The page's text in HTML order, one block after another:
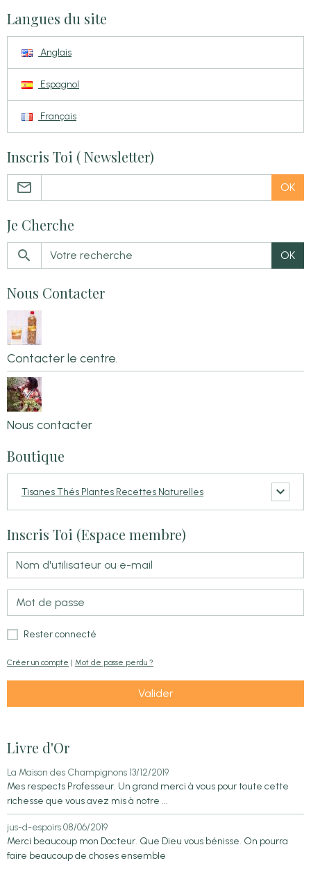
Langues du site
Anglais
Espagnol
Français
Inscris Toi ( Newsletter)
OK
Je Cherche
OK
Nous Contacter
Contacter le centre.
Nous contacter
Boutique
Tisanes Thés Plantes Recettes Naturelles
Inscris Toi (Espace membre)
Rester connecté
Créer un compte | Mot de passe perdu ?
Valider
Livre d'Or
La Maison des Champignons 13/12/2019
Mes respects Professeur. Un grand merci à vous pour toute cette
richesse que vous avez mis à notre ...
jus-d-espoirs08/06/2019
Merci beaucoup mon Docteur. Que Dieu vous bénisse. On pourra
faire beaucoup de choses ensemble